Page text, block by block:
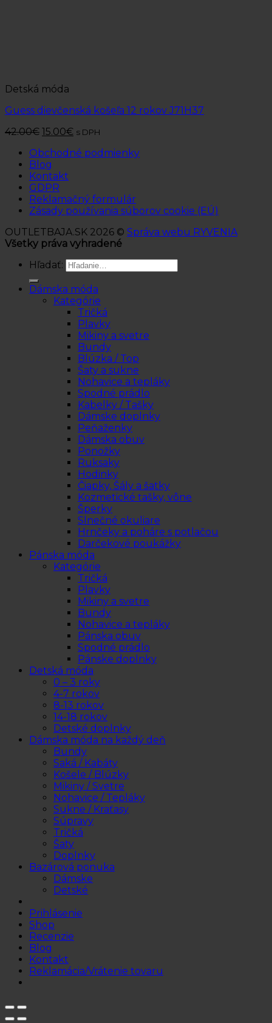
Detská móda
Guess dievčenská košeľa 12 rokov J71H37
42.00€ 15.00€ s DPH
Obchodné podmienky
Blog
Kontakt
GDPR
Reklamačný formulár
Zásady používania súborov cookie (EÚ)
OUTLETBAJA.SK 2026 © Správa webu RYVENIA
Všetky práva vyhradené
Hľadať:
Dámska móda
Kategórie
Tričká
Plavky
Mikiny a svetre
Bundy
Blúzka / Top
Šaty a sukne
Nohavice a tepláky
Spodné prádlo
Kabelky / Tašky
Dámske doplnky
Peňaženky
Dámska obuv
Ponožky
Ruksaky
Hodinky
Čiapky, Šály a šatky
Kozmetické tašky, vône
Šperky
Slnečné okuliare
Hrnčeky a poháre s potlačou
Darčekové poukážky
Pánska móda
Kategórie
Tričká
Plavky
Mikiny a svetre
Bundy
Nohavice a tepláky
Pánska obuv
Spodné prádlo
Pánske doplnky
Detská móda
0 – 3 roky
4-7 rokov
8-13 rokov
14-18 rokov
Detské doplnky
Dámska móda na každý deň
Bundy
Saká / Kabáty
Košele / Blúzky
Mikiny / Svetre
Nohavice / Tepláky
Sukne / Kraťasy
Súpravy
Tričká
Šaty
Doplnky
Bazárová ponuka
Dámske
Detské
Prihlásenie
Shop
Recenzie
Blog
Kontakt
Reklamácia/Vrátenie tovaru